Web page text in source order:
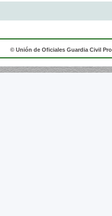
© Unión de Oficiales Guardia Civil